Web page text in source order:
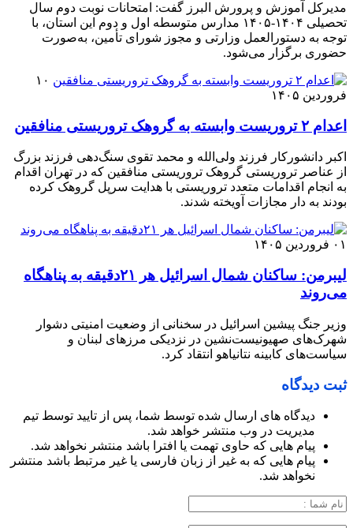
مدیرکل آموزش و پرورش البرز گفت: امتحانات نوبت دوم سال
تحصیلی ۱۴۰۴-۱۴۰۵ مدارس متوسطه اول و دوم این استان، با
توجه به دستورالعمل وزارتی و مجوز شورای تأمین، به‌صورت
حضوری برگزار می‌شود.
۱۰
فروردین ۱۴۰۵
اعدام ۲ تروریست وابسته به گروهک تروریستی منافقین
اکبر دانشورکار فرزند ولی‌الله و محمد تقوی سنگ‌دهی فرزند بزرگ
از عناصر تروریستی گروهک تروریستی منافقین که در تهران اقدام
به انجام اقدامات متعدد تروریستی با هدایت سرپل گروهک کرده
بودند به دار مجازات آویخته شدند.
۰۱ فروردین ۱۴۰۵
لیبرمن: ساکنان شمال اسرائیل هر ۲۱دقیقه به پناهگاه
می‌روند
وزیر جنگ پیشین اسرائیل در سخنانی از وضعیت امنیتی دشوار
شهرک‌های صهیونیست‌نشین در نزدیکی مرزهای لبنان و
سیاست‌های کابینه نتانیاهو انتقاد کرد.
ثبت دیدگاه
دیدگاه های ارسال شده توسط شما، پس از تایید توسط تیم
مدیریت در وب منتشر خواهد شد.
پیام هایی که حاوی تهمت یا افترا باشد منتشر نخواهد شد.
پیام هایی که به غیر از زبان فارسی یا غیر مرتبط باشد منتشر
نخواهد شد.